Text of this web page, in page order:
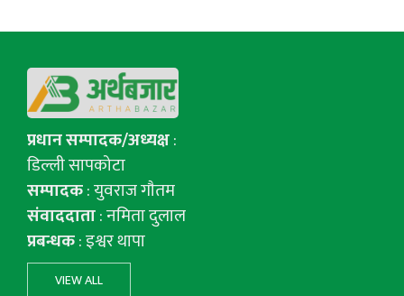
प्रधान सम्पादक/अध्यक्ष:
डिल्ली सापकोटा
सम्पादक: युवराज गाैतम
संवाददाता: नमिता दुलाल
प्रबन्धक: इश्वर थापा
VIEW ALL